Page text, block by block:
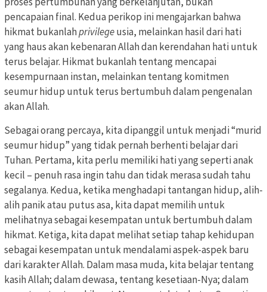
pencapaian final. Kedua perikop ini mengajarkan bahwa
hikmat bukanlahprivilegeusia, melainkan hasil dari hati
yang haus akan kebenaran Allah dan kerendahan hati untuk
terus belajar. Hikmat bukanlah tentang mencapai
kesempurnaan instan, melainkan tentang komitmen
seumur hidup untuk terus bertumbuh dalam pengenalan
akan Allah.
Sebagai orang percaya, kita dipanggil untuk menjadi “murid
seumur hidup” yang tidak pernah berhenti belajar dari
Tuhan. Pertama, kita perlu memiliki hati yang seperti anak
kecil – penuh rasa ingin tahu dan tidak merasa sudah tahu
segalanya. Kedua, ketika menghadapi tantangan hidup, alih-
alih panik atau putus asa, kita dapat memilih untuk
melihatnya sebagai kesempatan untuk bertumbuh dalam
hikmat. Ketiga, kita dapat melihat setiap tahap kehidupan
sebagai kesempatan untuk mendalami aspek-aspek baru
dari karakter Allah. Dalam masa muda, kita belajar tentang
kasih Allah; dalam dewasa, tentang kesetiaan-Nya; dalam